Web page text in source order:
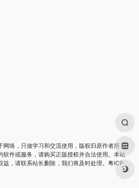
网络，只做学习和交流使用，版权归原作者所
软件或服务，请购买正版授权并合法使用。本站
，请联系站长删除，我们将及时处理。 粤ICP